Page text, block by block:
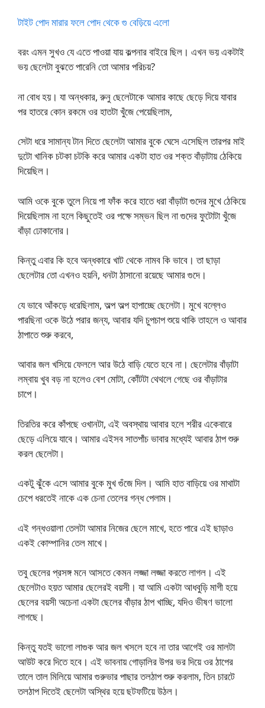
টাইট পোদ মারার ফলে পোদ থেকে গু বেড়িয়ে এলো
বরং এমন সুখও যে এতে পাওয়া যায় কল্পনার বাইরে ছিল। এখন ভয় একটাই
ভয় ছেলেটা বুঝতে পারেনি তো আমার পরিচয়?
না বোধ হয়। যা অন্ধকার, রুনু ছেলেটাকে আমার কাছে ছেড়ে দিয়ে যাবার
পর হাতরে কোন রকমে ওর হাতটা খুঁজে পেয়েছিলাম,
সেটা ধরে সামান্য টান দিতে ছেলেটা আমার বুকে ঘেসে এসেছিল তারপর মাই
দুটো খানিক চটকা চটকি করে আমার একটা হাত ওর শক্ত বাঁড়াটায় ঠেকিয়ে
দিয়েছিল।
আমি ওকে বুকে তুলে নিয়ে পা ফাঁক করে হাতে ধরা বাঁড়াটা গুদের মুখে ঠেকিয়ে
দিয়েছিলাম না হলে কিছুতেই ওর পক্ষে সম্ভন ছিল না গুদের ফুটোটা খুঁজে
বাঁড়া ঢোকানোর।
কিন্তু এবার কি হবে অন্ধকারে খাট থেকে নামব কি ভাবে। তা ছাড়া
ছেলেটার তো এখনও হয়নি, ধনটা ঠাসানো রয়েছে আমার গুদে।
যে ভাবে আঁকড়ে ধরেছিলাম, অল্প অল্প হাপাচ্ছে ছেলেটা। মুখে বল্লেও
পারছিনা ওকে উঠে পরার জন্য, আবার যদি চুপচাপ শুয়ে থাকি তাহলে ও আবার
ঠাপাতে শুরু করবে,
আবার জল খসিয়ে ফেললে আর উঠে বাড়ি যেতে হবে না। ছেলেটার বাঁড়াটা
লম্বায় খুব বড় না হলেও বেশ মোটা, কোঁটটা থেথলে গেছে ওর বাঁড়াটার
চাপে।
তিরতির করে কাঁপছে ওখানটা, এই অবস্থায় আবার হলে শরীর একেবারে
ছেড়ে এলিয়ে যাবে। আমার এইসব সাতপাঁচ ভাবার মধ্যেই আবার ঠাপ শুরু
করল ছেলেটা।
একটু ঝুঁকে এসে আমার বুকে মুখ গুঁজে দিল। আমি হাত বাড়িয়ে ওর মাথাটা
চেপে ধরতেই নাকে এক চেনা তেলের গন্ধ পেলাম।
এই গন্ধওয়ালা তেলটা আমার নিজের ছেলে মাখে, হতে পারে এই ছাড়াও
একই কোম্পানির তেল মাখে।
তবু ছেলের প্রসঙ্গ মনে আসতে কেমন লজ্জা লজ্জা করতে লাগল। এই
ছেলেটাও হয়ত আমার ছেলেরই বয়সী। যা আমি একটা আধবুড়ি মাগী হয়ে
ছেলের বয়সী অচেনা একটা ছেলের বাঁড়ার ঠাপ খাচ্ছি, যদিও ভীষণ ভালো
লাগছে।
কিন্তু যতই ভালো লাগুক আর জল খসলে হবে না তার আগেই ওর মালটা
আউট করে দিতে হবে। এই ভাবনায় গোড়ালির উপর ভর দিয়ে ওর ঠাপের
তালে তাল মিলিয়ে আমার গুরুভার পাছার তলঠাপ শুরু করলাম, তিন চারটে
তলঠাপ দিতেই ছেলেটা অস্থির হয়ে ছটফটিয়ে উঠল।